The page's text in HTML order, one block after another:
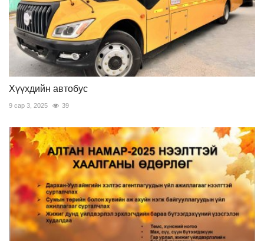
Хүүхдийн автобус
9 сар 3, 2025 39